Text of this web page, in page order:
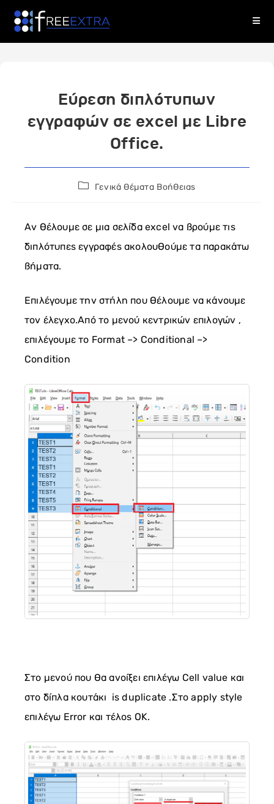
content
Εύρεση διπλότυπων
εγγραφών σε excel με Libre
Office.
PostΓενικά Θέματα Βοήθειας
Αν θέλουμε σε μια σελίδα excel να βρούμε τις
διπλότυπες εγγραφές ακολουθούμε τα παρακάτω
βήματα.
Επιλέγουμε την στήλη που θέλουμε να κάνουμε
τον έλεγχο.Από το μενού κεντρικών επιλογών ,
επιλέγουμε το Format –> Conditional –>
Condition
Στο μενού που θα ανοίξει επιλέγω Cell value και
στο δίπλα κουτάκι is duplicate .Στο apply style
επιλέγω Error και τέλος OK.